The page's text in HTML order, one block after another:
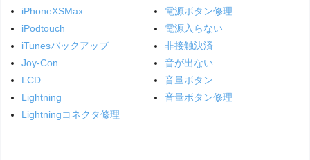
iPhoneXSMax
iPodtouch
iTunesバックアップ
Joy-Con
LCD
Lightning
Lightningコネクタ修理
電源ボタン修理
電源入らない
非接触決済
音が出ない
音量ボタン
音量ボタン修理